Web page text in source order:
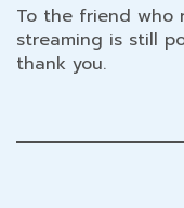
To the friend who
streaming is still
thank you.